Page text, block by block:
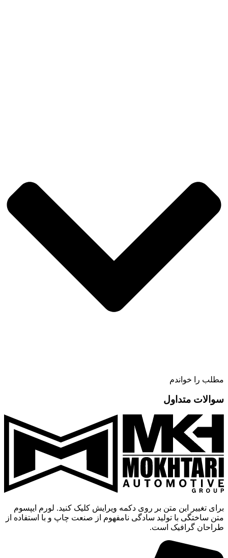
مطلب را خواندم
سوالات متداول
برای تغییر این متن بر روی دکمه ویرایش کلیک کنید. لورم ایپسوم
متن ساختگی با تولید سادگی نامفهوم از صنعت چاپ و با استفاده از
طراحان گرافیک است.